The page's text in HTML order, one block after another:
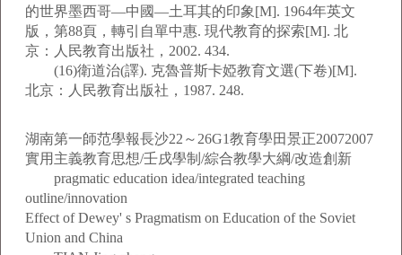
的世界墨西哥—中國—土耳其的印象[M]. 1964年英文
版，第88頁，轉引自單中惠. 現代教育的探索[M]. 北
京：人民教育出版社，2002. 434.
(16)衛道治(譯). 克魯普斯卡婭教育文選(下卷)[M].
北京：人民教育出版社，1987. 248.
湖南第一師范學報長沙22～26G1教育學田景正20072007
實用主義教育思想/壬戌學制/綜合教學大綱/改造創新
pragmatic education idea/integrated teaching
outline/innovation
Effect of Dewey' s Pragmatism on Education of the Soviet
Union and China